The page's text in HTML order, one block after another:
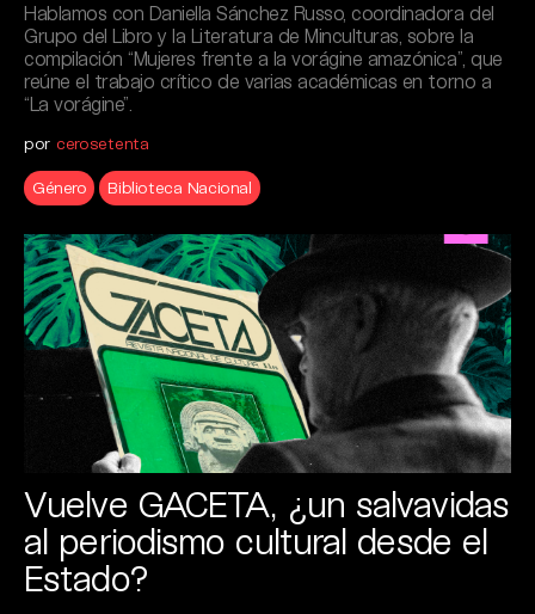
Hablamos con Daniella Sánchez Russo, coordinadora del
Grupo del Libro y la Literatura de Minculturas, sobre la
compilación “Mujeres frente a la vorágine amazónica”, que
reúne el trabajo crítico de varias académicas en torno a
“La vorágine”.
por cerosetenta
Género Biblioteca Nacional
Vuelve GACETA, ¿un salvavidas
al periodismo cultural desde el
Estado?